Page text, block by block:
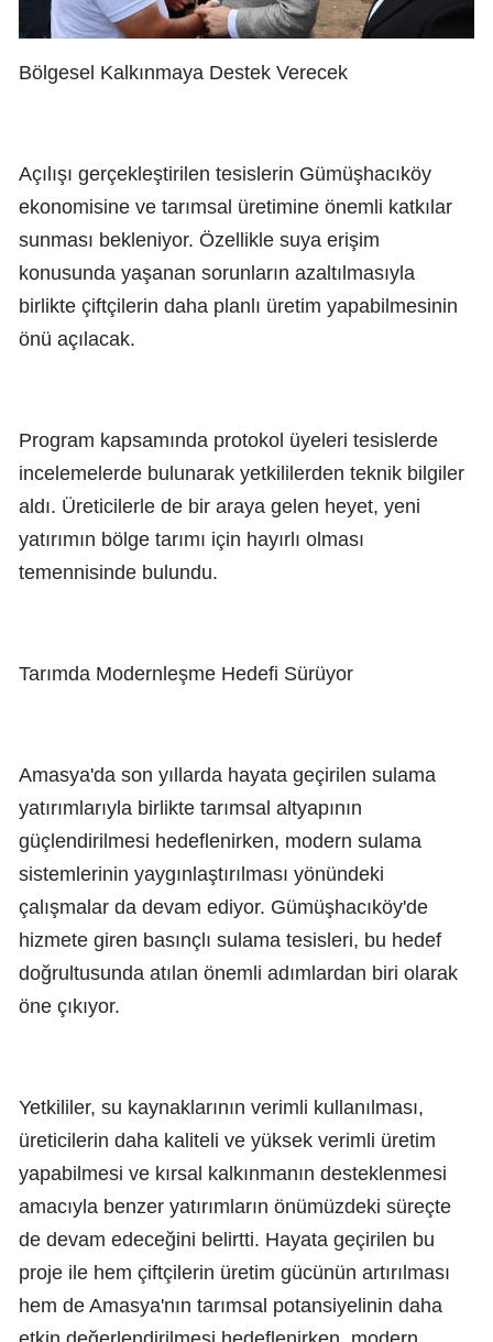
Bölgesel Kalkınmaya Destek Verecek
Açılışı gerçekleştirilen tesislerin Gümüşhacıköy
ekonomisine ve tarımsal üretimine önemli katkılar
sunması bekleniyor. Özellikle suya erişim
konusunda yaşanan sorunların azaltılmasıyla
birlikte çiftçilerin daha planlı üretim yapabilmesinin
önü açılacak.
Program kapsamında protokol üyeleri tesislerde
incelemelerde bulunarak yetkililerden teknik bilgiler
aldı. Üreticilerle de bir araya gelen heyet, yeni
yatırımın bölge tarımı için hayırlı olması
temennisinde bulundu.
Tarımda Modernleşme Hedefi Sürüyor
Amasya'da son yıllarda hayata geçirilen sulama
yatırımlarıyla birlikte tarımsal altyapının
güçlendirilmesi hedeflenirken, modern sulama
sistemlerinin yaygınlaştırılması yönündeki
çalışmalar da devam ediyor. Gümüşhacıköy'de
hizmete giren basınçlı sulama tesisleri, bu hedef
doğrultusunda atılan önemli adımlardan biri olarak
öne çıkıyor.
Yetkililer, su kaynaklarının verimli kullanılması,
üreticilerin daha kaliteli ve yüksek verimli üretim
yapabilmesi ve kırsal kalkınmanın desteklenmesi
amacıyla benzer yatırımların önümüzdeki süreçte
de devam edeceğini belirtti. Hayata geçirilen bu
proje ile hem çiftçilerin üretim gücünün artırılması
hem de Amasya'nın tarımsal potansiyelinin daha